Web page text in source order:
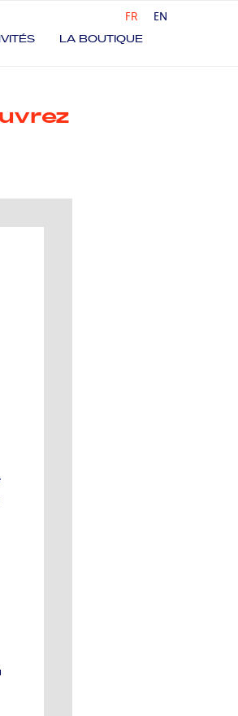
FR EN
LA BOUTIQUE